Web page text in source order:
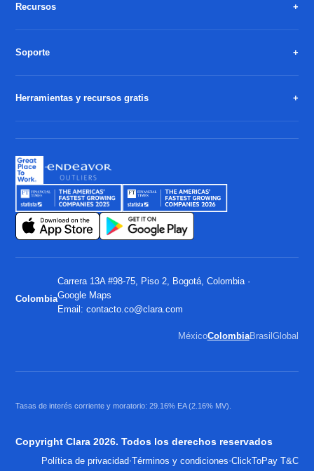
Recursos
Soporte
Herramientas y recursos gratis
Colombia
Carrera 13A #98-75, Piso 2, Bogotá, Colombia ·
Google Maps
Email:contacto.co@clara.com
MéxicoColombiaBrasil Global
Tasas de interés corriente y moratorio: 29.16% EA (2.16% MV).
Copyright Clara 2026. Todos los derechos reservados
Política de privacidad·Términos y condiciones·ClickToPay T&C